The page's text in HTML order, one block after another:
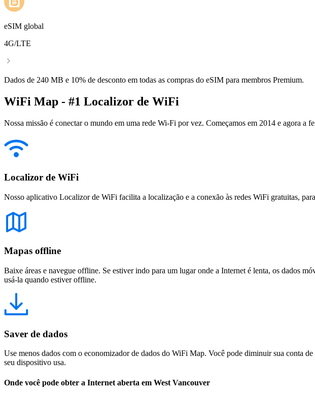
eSIM global
4G/LTE
Dados de 240 MB e 10% de desconto em todas as compras do eSIM para membros Premium.
WiFi Map - #1 Localizor de WiFi
Nossa missão é conectar o mundo em uma rede Wi-Fi por vez. Começamos em 2014 e agora a
Localizor de WiFi
Nosso aplicativo Localizor de WiFi facilita a localização e a conexão às redes WiFi gratuitas,
Mapas offline
Baixe áreas e navegue offline. Se estiver indo para um lugar onde a Internet é lenta, os dados
usá-la quando estiver offline.
Saver de dados
Use menos dados com o economizador de dados do WiFi Map. Você pode diminuir sua conta
seu dispositivo usa.
Onde você pode obter a Internet aberta em West Vancouver